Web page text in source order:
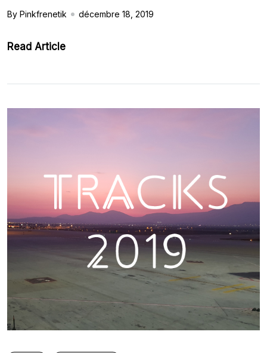
By Pinkfrenetik décembre 18, 2019
Read Article